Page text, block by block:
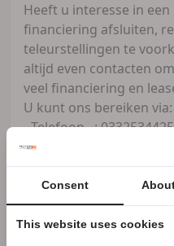
Heeft u interesse in
financiering afsluiten,
teleurstellingen te
altijd even contacten
veel financiering en
U kunt ons bereiken via:
- Telefoon : 0332534425
- WhatsApp: 0619000666
- Email:
Consent
This website uses cookies